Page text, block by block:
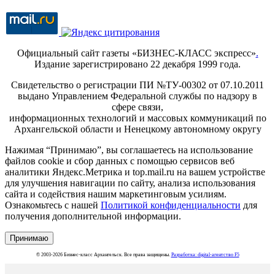
Официальный сайт газеты «БИЗНЕС-КЛАСС экспресс».
Издание зарегистрировано 22 декабря 1999 года.
Свидетельство о регистрации ПИ №ТУ-00302 от 07.10.2011
выдано Управлением Федеральной службы по надзору в
сфере связи,
информационных технологий и массовых коммуникаций по
Архангельской области и Ненецкому автономному округу
Нажимая “Принимаю”, вы соглашаетесь на использование
файлов cookie и сбор данных с помощью сервисов веб
аналитики Яндекс.Метрика и top.mail.ru на вашем устройстве
для улучшения навигации по сайту, анализа использования
сайта и содействия нашим маркетинговым усилиям.
Ознакомьтесь с нашей Политикой конфиденциальности для
получения дополнительной информации.
Принимаю
© 2003-2026 Бизнес-класс Архангельск. Все права защищены. Разработка: digital-агентство F5